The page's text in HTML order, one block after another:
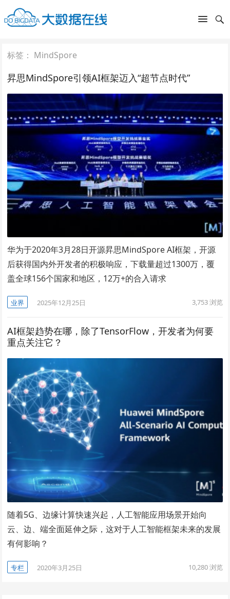
标签： MindSpore
昇思MindSpore引领AI框架迈入“超节点时代”
华为于2020年3月28日开源昇思MindSpore AI框架，开源
后获得国内外开发者的积极响应，下载量超过1300万，覆
盖全球156个国家和地区，12万+的合入请求
业界 2025年12月25日 3,753浏览
AI框架趋势在哪，除了TensorFlow，开发者为何要
重点关注它？
随着5G、边缘计算快速兴起，人工智能应用场景开始向
云、边、端全面延伸之际，这对于人工智能框架未来的发展
有何影响？
专栏 2020年3月25日 10,280浏览